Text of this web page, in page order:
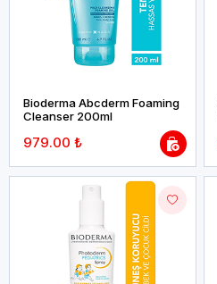
Bioderma Abcderm Foaming
Cleanser 200ml
979.00 ₺